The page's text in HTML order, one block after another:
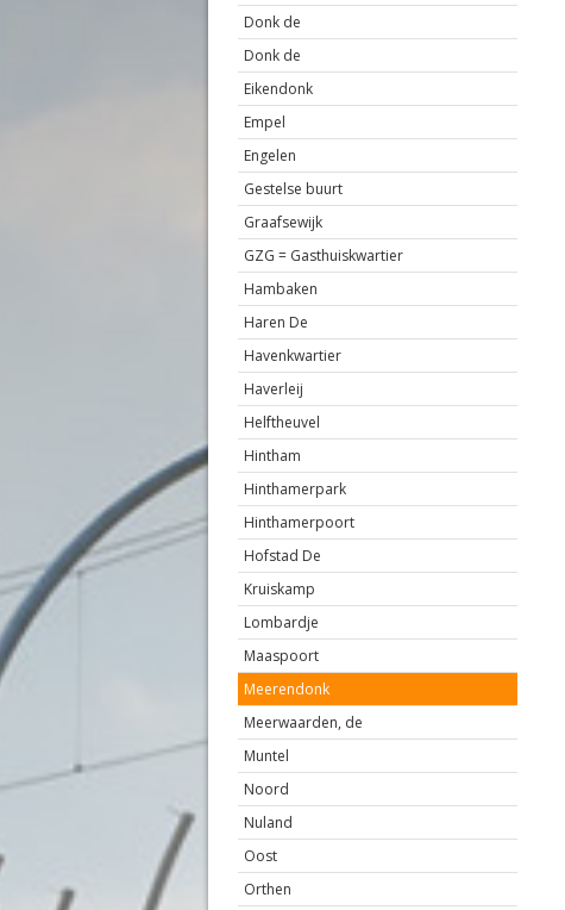
Donk de
Donk de
Eikendonk
Empel
Engelen
Gestelse buurt
Graafsewijk
GZG = Gasthuiskwartier
Hambaken
Haren De
Havenkwartier
Haverleij
Helftheuvel
Hintham
Hinthamerpark
Hinthamerpoort
Hofstad De
Kruiskamp
Lombardje
Maaspoort
Meerendonk
Meerwaarden, de
Muntel
Noord
Nuland
Oost
Orthen